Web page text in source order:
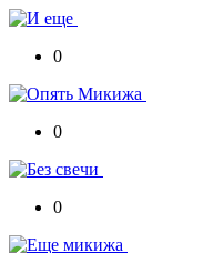
0
0
0